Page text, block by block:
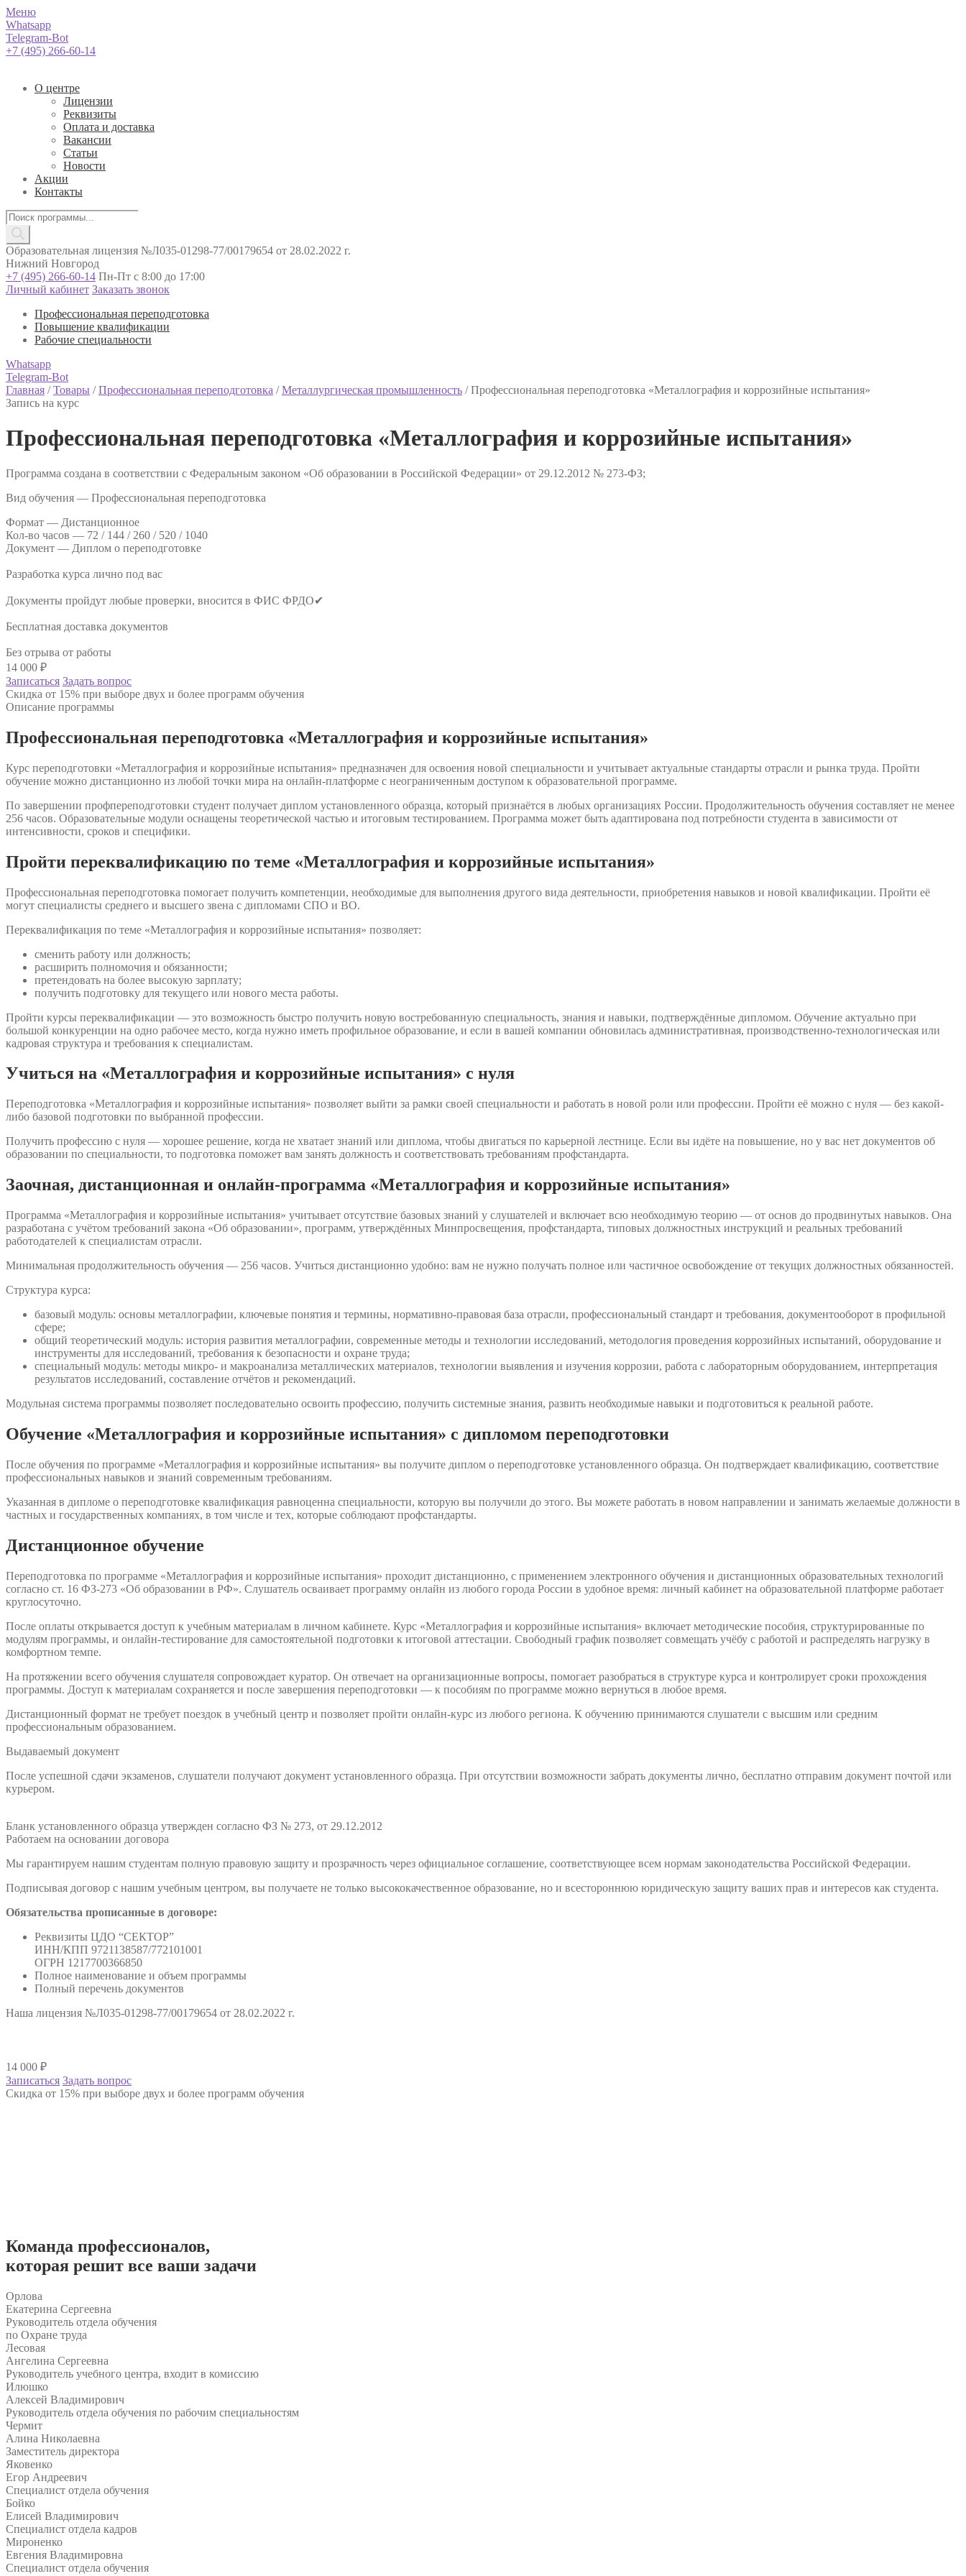
Меню
Whatsapp
Telegram-Bot
+7 (495) 266-60-14
О центре
Лицензии
Реквизиты
Оплата и доставка
Вакансии
Статьи
Новости
Акции
Контакты
Поиск
товаров
Образовательная лицензия №Л035-01298-77/00179654 от 28.02.2022 г.
Нижний Новгород
+7 (495) 266-60-14 Пн-Пт с 8:00 до 17:00
Личный кабинет Заказать звонок
Профессиональная переподготовка
Повышение квалификации
Рабочие специальности
Whatsapp
Telegram-Bot
Главная /Товары /Профессиональная переподготовка /Металлургическая промышленность /Профессиональная переподготовка «Металлография и коррозийные испытания»
Запись на курс
Профессиональная переподготовка «Металлография и коррозийные испытания»
Программа создана в соответствии с Федеральным законом «Об образовании в Российской Федерации» от 29.12.2012 № 273-ФЗ;
Вид обучения — Профессиональная переподготовка
Формат — Дистанционное
Кол-во часов — 72 / 144 / 260 / 520 / 1040
Документ — Диплом о переподготовке
Разработка курса лично под вас
Документы пройдут любые проверки, вносится в ФИС ФРДО✔
Бесплатная доставка документов
Без отрыва от работы
14 000 ₽
Записаться Задать вопрос
Скидка от 15% при выборе двух и более программ обучения
Описание программы
Профессиональная переподготовка «Металлография и коррозийные испытания»
Курс переподготовки «Металлография и коррозийные испытания» предназначен для освоения новой специальности и учитывает актуальные стандарты отрасли и рынка труда. Пройти
обучение можно дистанционно из любой точки мира на онлайн-платформе с неограниченным доступом к образовательной программе.
По завершении профпереподготовки студент получает диплом установленного образца, который признаётся в любых организациях России. Продолжительность обучения составляет не менее
256 часов. Образовательные модули оснащены теоретической частью и итоговым тестированием. Программа может быть адаптирована под потребности студента в зависимости от
интенсивности, сроков и специфики.
Пройти переквалификацию по теме «Металлография и коррозийные испытания»
Профессиональная переподготовка помогает получить компетенции, необходимые для выполнения другого вида деятельности, приобретения навыков и новой квалификации. Пройти её
могут специалисты среднего и высшего звена с дипломами СПО и ВО.
Переквалификация по теме «Металлография и коррозийные испытания» позволяет:
сменить работу или должность;
расширить полномочия и обязанности;
претендовать на более высокую зарплату;
получить подготовку для текущего или нового места работы.
Пройти курсы переквалификации — это возможность быстро получить новую востребованную специальность, знания и навыки, подтверждённые дипломом. Обучение актуально при
большой конкуренции на одно рабочее место, когда нужно иметь профильное образование, и если в вашей компании обновилась административная, производственно-технологическая или
кадровая структура и требования к специалистам.
Учиться на «Металлография и коррозийные испытания» с нуля
Переподготовка «Металлография и коррозийные испытания» позволяет выйти за рамки своей специальности и работать в новой роли или профессии. Пройти её можно с нуля — без какой-
либо базовой подготовки по выбранной профессии.
Получить профессию с нуля — хорошее решение, когда не хватает знаний или диплома, чтобы двигаться по карьерной лестнице. Если вы идёте на повышение, но у вас нет документов об
образовании по специальности, то подготовка поможет вам занять должность и соответствовать требованиям профстандарта.
Заочная, дистанционная и онлайн-программа «Металлография и коррозийные испытания»
Программа «Металлография и коррозийные испытания» учитывает отсутствие базовых знаний у слушателей и включает всю необходимую теорию — от основ до продвинутых навыков. Она
разработана с учётом требований закона «Об образовании», программ, утверждённых Минпросвещения, профстандарта, типовых должностных инструкций и реальных требований
работодателей к специалистам отрасли.
Минимальная продолжительность обучения — 256 часов. Учиться дистанционно удобно: вам не нужно получать полное или частичное освобождение от текущих должностных обязанностей.
Структура курса:
базовый модуль: основы металлографии, ключевые понятия и термины, нормативно-правовая база отрасли, профессиональный стандарт и требования, документооборот в профильной
сфере;
общий теоретический модуль: история развития металлографии, современные методы и технологии исследований, методология проведения коррозийных испытаний, оборудование и
инструменты для исследований, требования к безопасности и охране труда;
специальный модуль: методы микро- и макроанализа металлических материалов, технологии выявления и изучения коррозии, работа с лабораторным оборудованием, интерпретация
результатов исследований, составление отчётов и рекомендаций.
Модульная система программы позволяет последовательно освоить профессию, получить системные знания, развить необходимые навыки и подготовиться к реальной работе.
Обучение «Металлография и коррозийные испытания» с дипломом переподготовки
После обучения по программе «Металлография и коррозийные испытания» вы получите диплом о переподготовке установленного образца. Он подтверждает квалификацию, соответствие
профессиональных навыков и знаний современным требованиям.
Указанная в дипломе о переподготовке квалификация равноценна специальности, которую вы получили до этого. Вы можете работать в новом направлении и занимать желаемые должности в
частных и государственных компаниях, в том числе и тех, которые соблюдают профстандарты.
Дистанционное обучение
Переподготовка по программе «Металлография и коррозийные испытания» проходит дистанционно, с применением электронного обучения и дистанционных образовательных технологий
согласно ст. 16 ФЗ-273 «Об образовании в РФ». Слушатель осваивает программу онлайн из любого города России в удобное время: личный кабинет на образовательной платформе работает
круглосуточно.
После оплаты открывается доступ к учебным материалам в личном кабинете. Курс «Металлография и коррозийные испытания» включает методические пособия, структурированные по
модулям программы, и онлайн-тестирование для самостоятельной подготовки к итоговой аттестации. Свободный график позволяет совмещать учёбу с работой и распределять нагрузку в
комфортном темпе.
На протяжении всего обучения слушателя сопровождает куратор. Он отвечает на организационные вопросы, помогает разобраться в структуре курса и контролирует сроки прохождения
программы. Доступ к материалам сохраняется и после завершения переподготовки — к пособиям по программе можно вернуться в любое время.
Дистанционный формат не требует поездок в учебный центр и позволяет пройти онлайн-курс из любого региона. К обучению принимаются слушатели с высшим или средним
профессиональным образованием.
Выдаваемый документ
После успешной сдачи экзаменов, слушатели получают документ установленного образца. При отсутствии возможности забрать документы лично, бесплатно отправим документ почтой или
курьером.
Бланк установленного образца утвержден согласно ФЗ № 273, от 29.12.2012
Работаем на основании договора
Мы гарантируем нашим студентам полную правовую защиту и прозрачность через официальное соглашение, соответствующее всем нормам законодательства Российской Федерации.
Подписывая договор с нашим учебным центром, вы получаете не только высококачественное образование, но и всестороннюю юридическую защиту ваших прав и интересов как студента.
Обязательства прописанные в договоре:
Реквизиты ЦДО “СЕКТОР”
ИНН/КПП 9721138587/772101001
ОГРН 1217700366850
Полное наименование и объем программы
Полный перечень документов
Наша лицензия №Л035-01298-77/00179654 от 28.02.2022 г.
14 000 ₽
Записаться Задать вопрос
Скидка от 15% при выборе двух и более программ обучения
Команда профессионалов,
которая решит все ваши задачи
Орлова
Екатерина Сергеевна
Руководитель отдела обучения
по Охране труда
Лесовая
Ангелина Сергеевна
Руководитель учебного центра, входит в комиссию
Илюшко
Алексей Владимирович
Руководитель отдела обучения по рабочим специальностям
Чермит
Алина Николаевна
Заместитель директора
Яковенко
Егор Андреевич
Специалист отдела обучения
Бойко
Елисей Владимирович
Специалист отдела кадров
Мироненко
Евгения Владимировна
Специалист отдела обучения